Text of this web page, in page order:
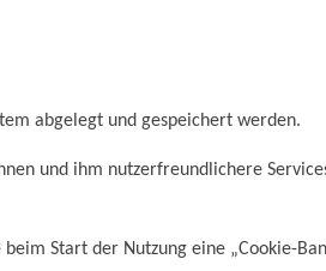
abgelegt und gespeichert werden.
und ihm nutzerfreundlichere
Start der Nutzung eine „Cookie-